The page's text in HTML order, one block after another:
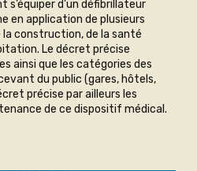
d’un défibrillateur
en application de plusieurs
construction, de la santé
Le décret précise
ainsi que les catégories des
du public (gares, hôtels,
précise par ailleurs les
de ce dispositif médical.